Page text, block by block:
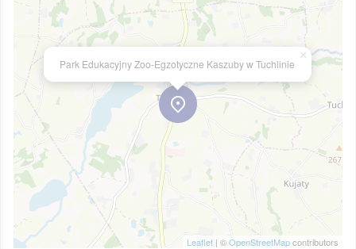
Park Edukacyjny Zoo-Egzotyczne Kaszuby w Tuchlinie
×
Leaflet | ©OpenStreetMapcontributors